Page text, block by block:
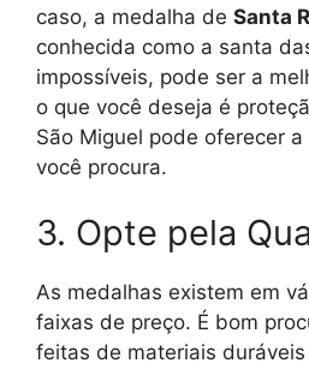
caso, a medalha de Santa
conhecida como a santa
impossíveis, pode ser a
o que você deseja é
São Miguel pode oferecer
você procura.
3. Opte pela
As medalhas existem em
faixas de preço. É bom
feitas de materiais